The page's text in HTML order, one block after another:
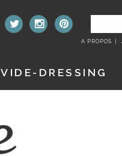
:
A PROPOS
VIDE-DRESSING